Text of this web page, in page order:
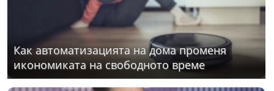
Как автоматизацията на дома променя
икономиката на свободното време